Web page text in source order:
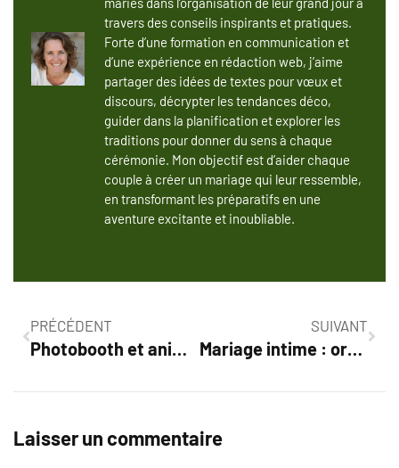
travers des conseils inspirants et pratiques.
Forte d’une formation en communication et
d’une expérience en rédaction web, j’aime
partager des idées de textes pour vœux et
discours, décrypter les tendances déco,
guider dans la planification et explorer les
traditions pour donner du sens à chaque
cérémonie. Mon objectif est d’aider chaque
couple à créer un mariage qui leur ressemble,
en transformant les préparatifs en une
aventure excitante et inoubliable.
PRÉCÉDENT
Photobooth et animations photo pour mariage : tendances et idées originales
SUIVANT
Mariage intime : organiser une célébration en petit comité
Laisser un commentaire